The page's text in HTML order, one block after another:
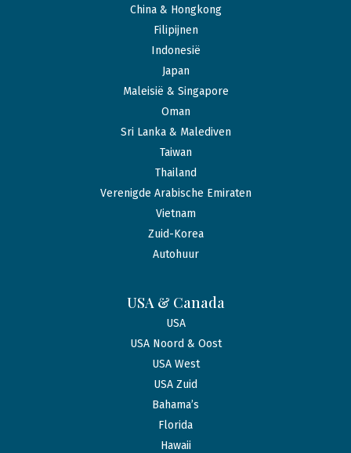
China & Hongkong
Filipijnen
Indonesië
Japan
Maleisië & Singapore
Oman
Sri Lanka & Malediven
Taiwan
Thailand
Verenigde Arabische Emiraten
Vietnam
Zuid-Korea
Autohuur
USA & Canada
USA
USA Noord & Oost
USA West
USA Zuid
Bahama’s
Florida
Hawaii